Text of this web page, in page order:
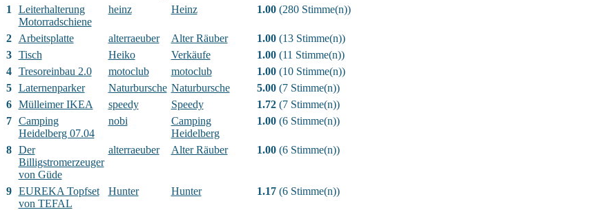
1
Leiterhalterung
Motorradschiene
heinz Heinz 1.00(280 Stimme(n))
2 Arbeitsplatte alterraeuber Alter Räuber 1.00(13 Stimme(n))
3
Tisch Heiko Verkäufe 1.00(11 Stimme(n))
4
Tresoreinbau 2.0 motoclub motoclub 1.00(10 Stimme(n))
5
Laternenparker Naturbursche Naturbursche 5.00(7 Stimme(n))
6
Mülleimer IKEA speedy Speedy 1.72(7 Stimme(n))
7
Camping
Heidelberg 07.04
nobi
Camping
Heidelberg
1.00(6 Stimme(n))
8
Der
Billigstromerzeuger
von Güde
alterraeuber Alter Räuber 1.00(6 Stimme(n))
9
EUREKA Topfset
von TEFAL
Hunter Hunter 1.17(6 Stimme(n))